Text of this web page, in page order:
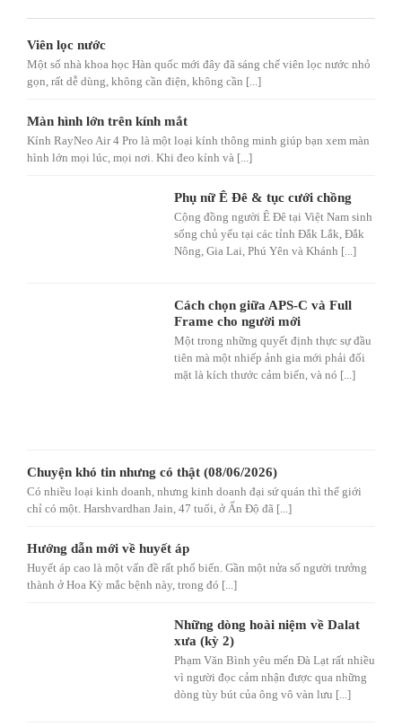
Viên lọc nước
Một số nhà khoa học Hàn quốc mới đây đã sáng chế viên lọc nước nhỏ
gọn, rất dễ dùng, không cần điện, không cần [...]
Màn hình lớn trên kính mắt
Kính RayNeo Air 4 Pro là một loại kính thông minh giúp bạn xem màn
hình lớn mọi lúc, mọi nơi. Khi đeo kính và [...]
Phụ nữ Ê Đê & tục cưới chồng
Cộng đồng người Ê Đê tại Việt Nam sinh
sống chủ yếu tại các tỉnh Đắk Lắk, Đắk
Nông, Gia Lai, Phú Yên và Khánh [...]
Cách chọn giữa APS-C và Full
Frame cho người mới
Một trong những quyết định thực sự đầu
tiên mà một nhiếp ảnh gia mới phải đối
mặt là kích thước cảm biến, và nó [...]
Chuyện khó tin nhưng có thật (08/06/2026)
Có nhiều loại kinh doanh, nhưng kinh doanh đại sứ quán thì thế giới
chỉ có một. Harshvardhan Jain, 47 tuổi, ở Ấn Độ đã [...]
Hướng dẫn mới về huyết áp
Huyết áp cao là một vấn đề rất phổ biến. Gần một nửa số người trưởng
thành ở Hoa Kỳ mắc bệnh này, trong đó [...]
Những dòng hoài niệm về Dalat
xưa (kỳ 2)
Phạm Văn Bình yêu mến Đà Lạt rất nhiều
vì người đọc cảm nhận được qua những
dòng tùy bút của ông vô vàn lưu [...]